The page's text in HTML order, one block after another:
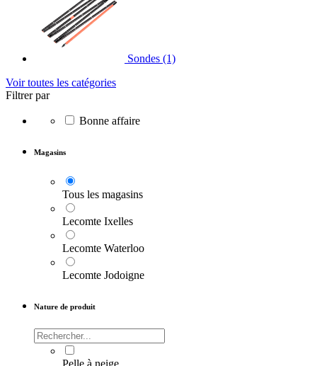
Sondes (1)
Voir toutes les catégories
Filtrer par
Bonne affaire
Magasins
Tous les magasins
Lecomte Ixelles
Lecomte Waterloo
Lecomte Jodoigne
Nature de produit